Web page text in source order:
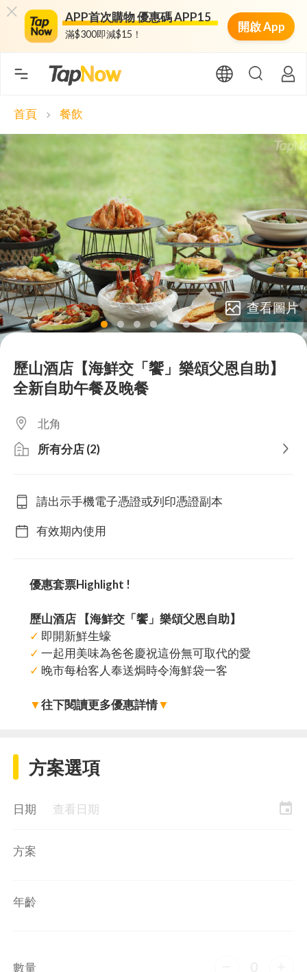
APP首次購物 優惠碼 APP15
滿$300即減$15！
開啟 App
首頁 chevron_right 餐飲
lens lens lens lens lens lens lens
查看圖片
歷山酒店【海鮮交「饗」樂頌父恩自助】
全新自助午餐及晚餐
北角
所有分店 (2)
請出示手機電子憑證或列印憑證副本
有效期內使用
優惠套票Highlight !
歷山酒店 【海鮮交「饗」樂頌父恩自助】
✓ 即開新鮮生蠔
✓ 一起用美味為爸爸慶祝這份無可取代的愛
✓ 晚市每枱客人奉送焗時令海鮮袋一客
▼往下閱讀更多優惠詳情▼
方案選項
日期 查看日期 event
方案
年齡
數量 0